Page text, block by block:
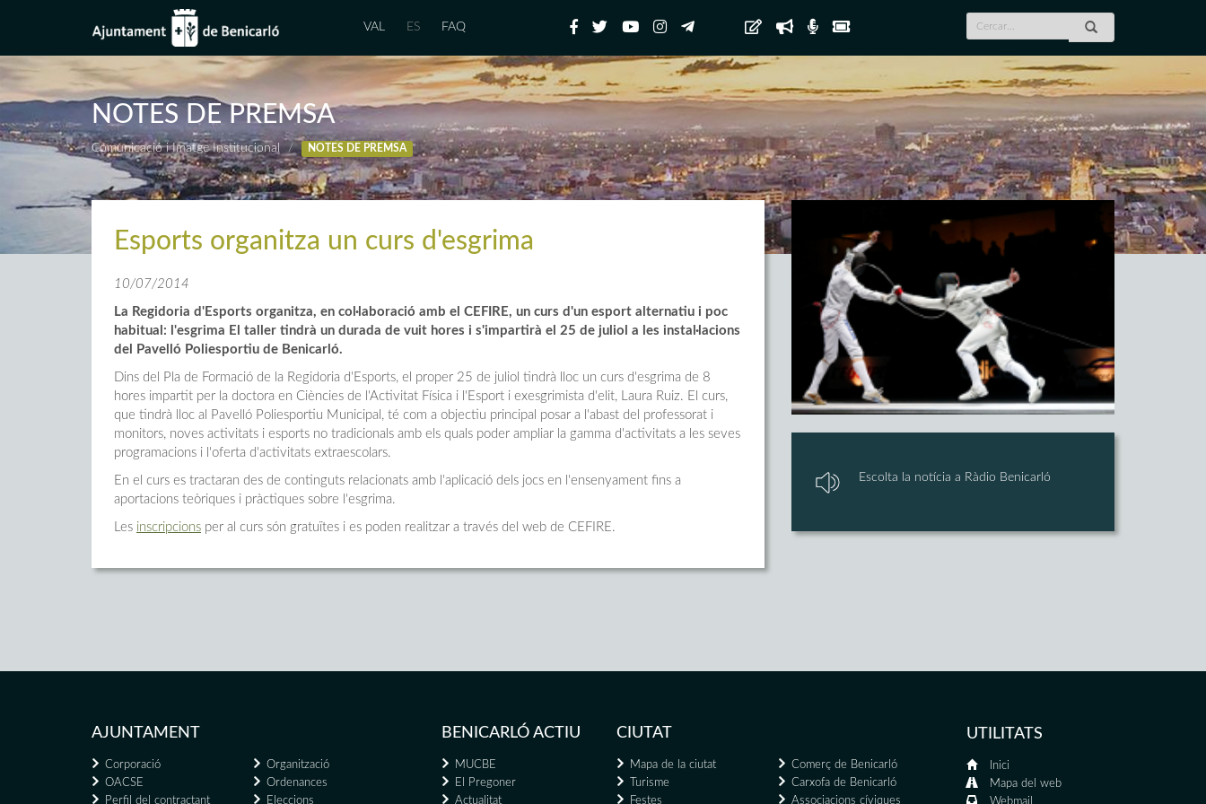
VAL ES FAQ
NOTES DE PREMSA
Comunicació i Imatge Institucional NOTES DE PREMSA
Esports organitza un curs d'esgrima
10/07/2014
La Regidoria d'Esports organitza, en col·laboració amb el CEFIRE, un curs d'un esport alternatiu i poc
habitual: l'esgrima El taller tindrà un durada de vuit hores i s'impartirà el 25 de juliol a les instal·lacions
del Pavelló Poliesportiu de Benicarló.
Dins del Pla de Formació de la Regidoria d'Esports, el proper 25 de juliol tindrà lloc un curs d'esgrima de 8
hores impartit per la doctora en Ciències de l'Activitat Física i l'Esport i exesgrimista d'elit, Laura Ruiz. El curs,
que tindrà lloc al Pavelló Poliesportiu Municipal, té com a objectiu principal posar a l'abast del professorat i
monitors, noves activitats i esports no tradicionals amb els quals poder ampliar la gamma d'activitats a les seves
programacions i l'oferta d'activitats extraescolars.
En el curs es tractaran des de continguts relacionats amb l'aplicació dels jocs en l'ensenyament fins a
aportacions teòriques i pràctiques sobre l'esgrima.
Les inscripcions per al curs són gratuïtes i es poden realitzar a través del web de CEFIRE.
Escolta la notícia a Ràdio Benicarló
AJUNTAMENT
Corporació
Organització
OACSE
Ordenances
Perfil del contractant
Eleccions
BENICARLÓ ACTIU
MUCBE
El Pregoner
Actualitat
CIUTAT
Mapa de la ciutat
Comerç de Benicarló
Turisme
Carxofa de Benicarló
Festes
Associacions cíviques
UTILITATS
Inici
Mapa del web